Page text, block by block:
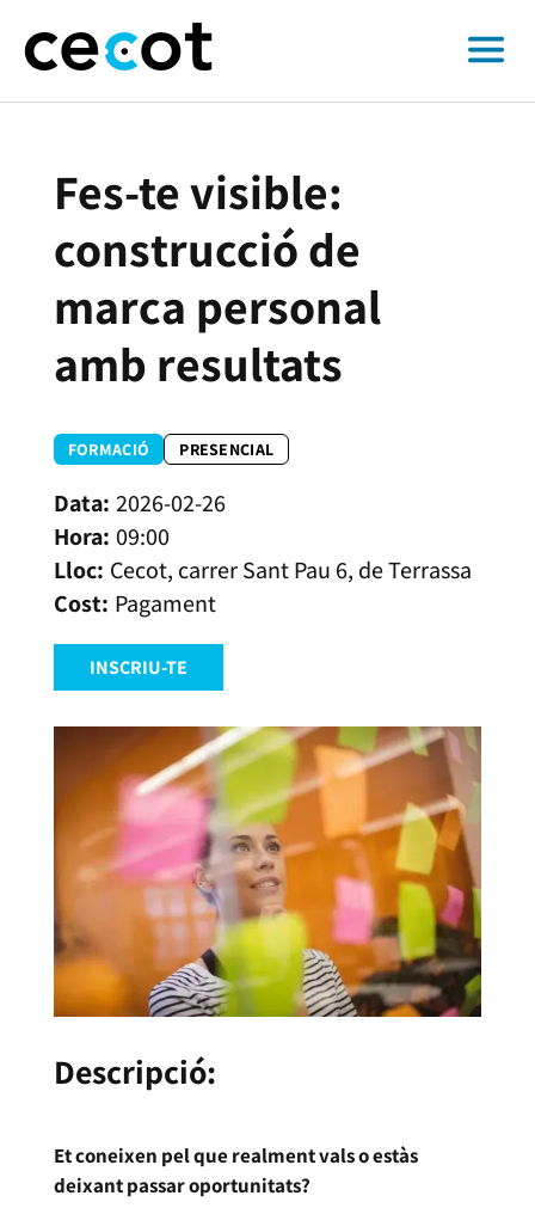
Fes-te visible:
construcció de
marca personal
amb resultats
FORMACIÓ PRESENCIAL
2026-02-26
09:00
Cecot, carrer Sant Pau 6, de Terrassa
Pagament
INSCRIU-TE
Descripció:
Et coneixen pel que realment vals o estàs
deixant passar oportunitats?